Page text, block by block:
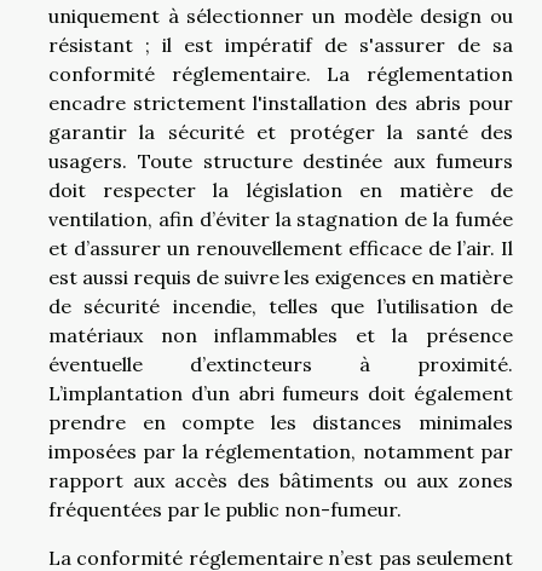
uniquement à sélectionner un modèle design ou
résistant ; il est impératif de s'assurer de sa
conformité réglementaire. La réglementation
encadre strictement l'installation des abris pour
garantir la sécurité et protéger la santé des
usagers. Toute structure destinée aux fumeurs
doit respecter la législation en matière de
ventilation, afin d’éviter la stagnation de la fumée
et d’assurer un renouvellement efficace de l’air. Il
est aussi requis de suivre les exigences en matière
de sécurité incendie, telles que l’utilisation de
matériaux non inflammables et la présence
éventuelle d’extincteurs à proximité.
L’implantation d’un abri fumeurs doit également
prendre en compte les distances minimales
imposées par la réglementation, notamment par
rapport aux accès des bâtiments ou aux zones
fréquentées par le public non-fumeur.
La conformité réglementaire n’est pas seulement